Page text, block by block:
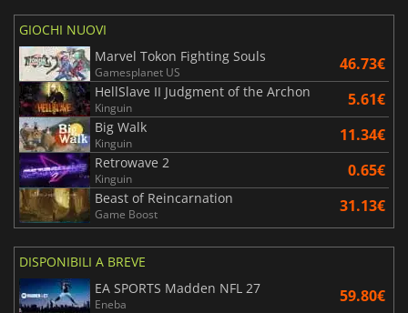
GIOCHI NUOVI
Marvel Tokon Fighting Souls
Gamesplanet US 46.73€
HellSlave II Judgment of the Archon
Kinguin 5.61€
Big Walk
Kinguin 11.34€
Retrowave 2
Kinguin 0.65€
Beast of Reincarnation
Game Boost 31.13€
DISPONIBILI A BREVE
EA SPORTS Madden NFL 27
Eneba 59.80€